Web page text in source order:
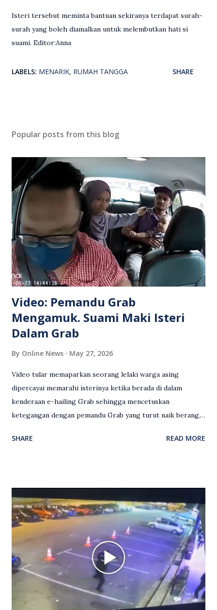
Isteri tersebut meminta bantuan sekiranya terdapat surah-
surah yang boleh diamalkan untuk melembutkan hati si
suami. Editor:Anna
LABELS: MENARIK RUMAH TANGGA SHARE
Popular posts from this blog
Video: Pemandu Grab
Mengamuk. Suami Maki Isteri
Dalam Grab
By Online News May 27, 2026
Video tular memaparkan seorang lelaki warga asing
dipercayai memarahi isterinya ketika berada di dalam
kenderaan e-hailing Grab sehingga mencetuskan
ketegangan dengan pemandu Grab yang turut naik berang.
antara seorang lelaki warga asing dengan pemandu Grab
Grab bertindak mempertahankan wanita terbabit sebelum
berlaku pertikaman lidah antara kedua-dua pihak. Video
berkenaan kini tular di media sosial dan mendapat pelbagai
reaksi orang ramai. Antara komen orang awam yang tular di
media sosial mengenai insiden tersebut ialah ramai yang
meluahkan rasa marah terhadap tindakan lelaki berkenaan
serta memuji pemandu Grab kerana campur tangan.
Sebahagian netizen turut meminta pihak berkuasa
mengambil tindakan tegas, manakala ada yang bersimpati
SHARE READ MORE